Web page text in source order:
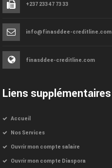
+237 233 47 73 33
info@finasddee-creditline.com
finasddee-creditline.com
Liens supplémentaires
Accueil
Nos Services
Ouvrir mon compte salaire
Ouvrir mon compte Diaspora